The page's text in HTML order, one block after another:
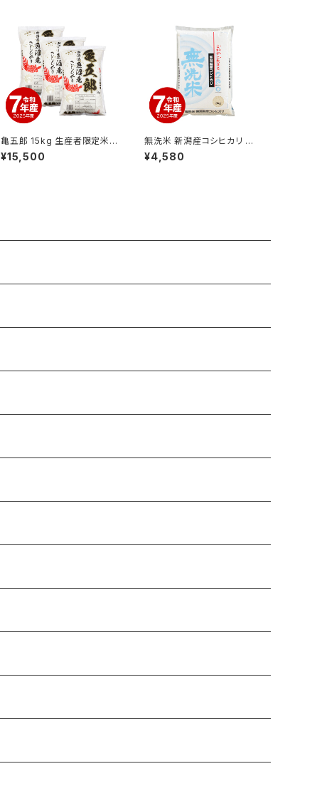
亀五郎 15kg 生産者限定米
魚沼産コシヒカリ 令和7年産
¥15,500
無洗米 新潟産コシヒカリ お
米 5kg 令和7年産
¥4,580